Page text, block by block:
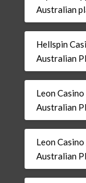
Australian
Hellspin
Australian
Leon
Australian
Leon
Australian